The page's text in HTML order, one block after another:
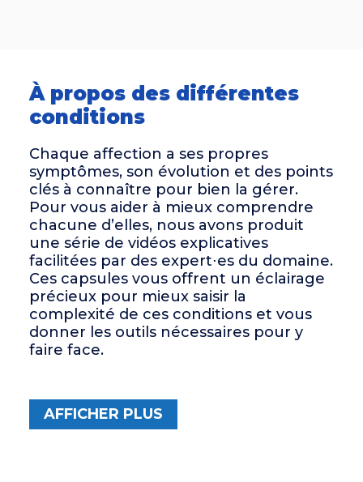
À propos des différentes
conditions
Chaque affection a ses propres
symptômes, son évolution et des points
clés à connaître pour bien la gérer.
Pour vous aider à mieux comprendre
chacune d’elles, nous avons produit
une série de vidéos explicatives
facilitées par des expert⋅es du domaine.
Ces capsules vous offrent un éclairage
précieux pour mieux saisir la
complexité de ces conditions et vous
donner les outils nécessaires pour y
faire face.
AFFICHER PLUS